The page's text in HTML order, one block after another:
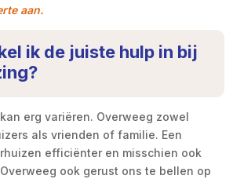
aan.
ik de juiste hulp in bij
erg variëren. Overweeg zowel
als vrienden of familie. Een
efficiënter en misschien ook
ook gerust ons te bellen op